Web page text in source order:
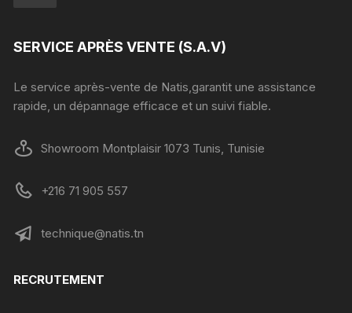
SERVICE APRÈS VENTE (S.A.V)
Le service après-vente de Natis,garantit une assistance
rapide, un dépannage efficace et un suivi fiable.
Showroom Montplaisir 1073 Tunis, Tunisie
+216 71 905 557
technique@natis.tn
RECRUTEMENT